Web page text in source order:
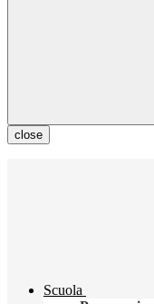
close
Scuola